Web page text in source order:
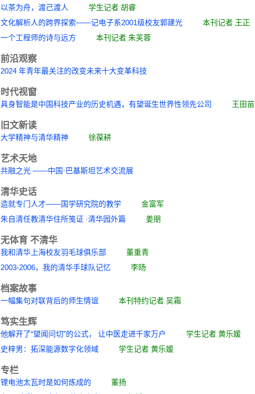
以茶为舟，渡己渡人 学生记者 胡睿
文化解析人的跨界探索——记电子系2001级校友郭建光 本刊记者 王正
一个工程师的诗与远方 本刊记者 朱芙蓉
前沿观察
2024 年青年最关注的改变未来十大变革科技
时代视窗
具身智能是中国科技产业的历史机遇，有望诞生世界性领先公司 王田苗
旧文新读
大学精神与清华精神 徐葆耕
艺术天地
共融之光 ——中国·巴基斯坦艺术交流展
清华史话
造就专门人才——国学研究院的教学 金富军
朱自清任教清华住所笺证 ·清华园外篇 姜朋
无体育 不清华
我和清华上海校友羽毛球俱乐部 董重青
2003-2006，我的清华手球队记忆 李旸
档案故事
一幅集句对联背后的师生情谊 本刊特约记者 吴霜
笃实生辉
他解开了“望闻问切”的公式， 让中医走进千家万户 学生记者 黄乐媛
史梓男：拓深能源数字化领域 学生记者 黄乐媛
专栏
锂电池太瓦时是如何炼成的 董扬